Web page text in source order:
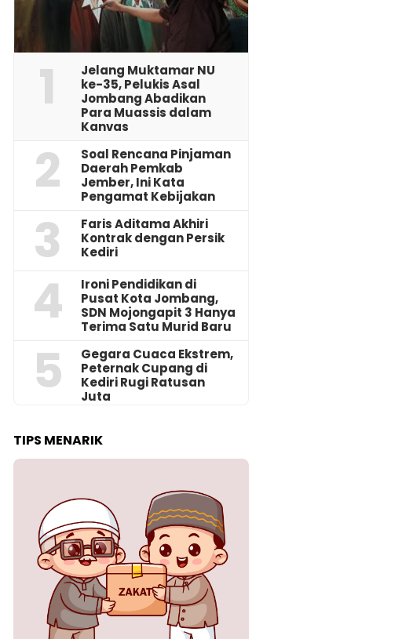
1
Jelang Muktamar NU
ke-35, Pelukis Asal
Jombang Abadikan
Para Muassis dalam
Kanvas
2
‎Soal Rencana Pinjaman
Daerah Pemkab
Jember, Ini Kata
Pengamat Kebijakan ‎
3
Faris Aditama Akhiri
Kontrak dengan Persik
Kediri
4
Ironi Pendidikan di
Pusat Kota Jombang,
SDN Mojongapit 3 Hanya
Terima Satu Murid Baru
5
‎Gegara Cuaca Ekstrem,
Peternak Cupang di
Kediri Rugi Ratusan
Juta
TIPS MENARIK